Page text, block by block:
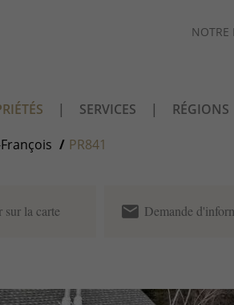
NOTRE
SERVICES RÉGIONS
PR841
sur la carte email Demande